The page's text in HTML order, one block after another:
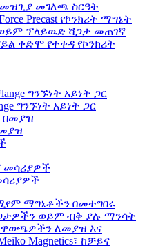
መገለጫ ስርዓት
ቀድሞ የተቀዳ የኮንክሪት
ግንኙነት አይነት ጋር